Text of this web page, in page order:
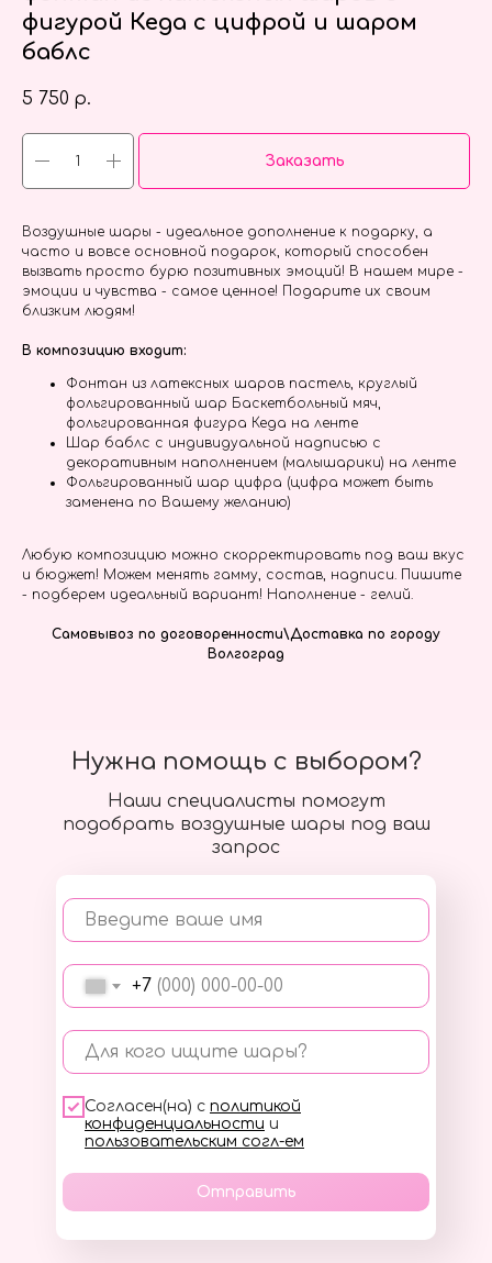
фигурой Кеда с цифрой и шаром
баблс
5 750 р.
Заказать
Воздушные шары - идеальное дополнение к подарку, а
часто и вовсе основной подарок, который способен
вызвать просто бурю позитивных эмоций! В нашем мире -
эмоции и чувства - самое ценное! Подарите их своим
близким людям!
В композицию входит:
Фонтан из латексных шаров пастель, круглый
фольгированный шар Баскетбольный мяч,
фольгированная фигура Кеда на ленте
Шар баблс с индивидуальной надписью с
декоративным наполнением (малышарики) на ленте
Фольгированный шар цифра (цифра может быть
заменена по Вашему желанию)
Любую композицию можно скорректировать под ваш вкус
и бюджет! Можем менять гамму, состав, надписи. Пишите
- подберем идеальный вариант! Наполнение - гелий.
Самовывоз по договоренности\Доставка по городу
Волгоград
Наши специалисты помогут
подобрать воздушные шары под ваш
запрос
Введите ваше имя
+7
Для кого ищите шары?
Согласен(на) с политикой
конфиденциальности и
пользовательским согл-ем
Отправить
Нужна помощь с выбором?